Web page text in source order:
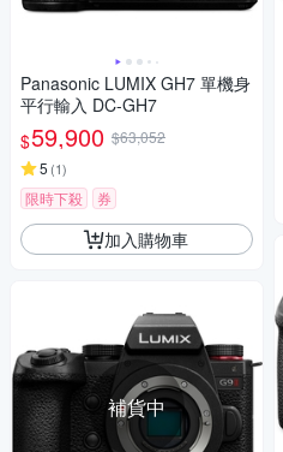
Panasonic LUMIX GH7 單機身
平行輸入 DC-GH7
$59,900 $63,052
5 (1)
限時下殺 券
加入購物車
補貨中